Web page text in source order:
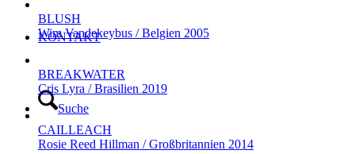
KONTAKT
Suche
BLUSH
Wim Vandekeybus / Belgien 2005
BREAKWATER
Cris Lyra / Brasilien 2019
CAILLEACH
Rosie Reed Hillman / Großbritannien 2014